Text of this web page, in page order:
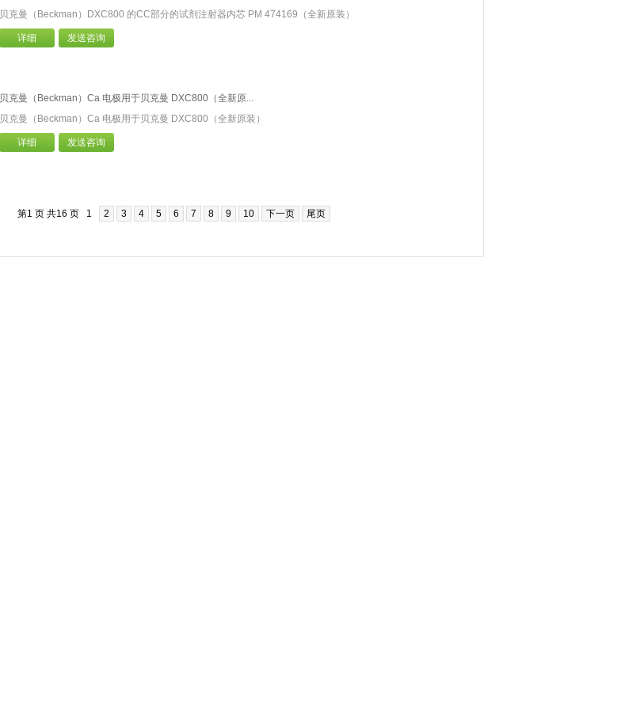
贝克曼（Beckman）DXC800 的CC部分的试剂注射器内芯 PM 474169（全新原装）
详细 发送咨询
贝克曼（Beckman）Ca 电极用于贝克曼 DXC800（全新原...
贝克曼（Beckman）Ca 电极用于贝克曼 DXC800（全新原装）
详细 发送咨询
第1 页 共16 页 1 2 3 4 5 6 7 8 9 10 下一页 尾页